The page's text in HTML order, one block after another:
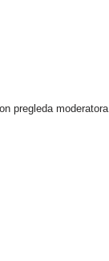
pregleda moderatora.